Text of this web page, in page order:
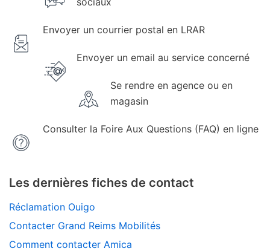
Envoyer un courrier postal en LRAR
Envoyer un email au service concerné
Se rendre en agence ou en
magasin
Consulter la Foire Aux Questions (FAQ) en ligne
Les dernières fiches de contact
Réclamation Ouigo
Contacter Grand Reims Mobilités
Comment contacter Amica